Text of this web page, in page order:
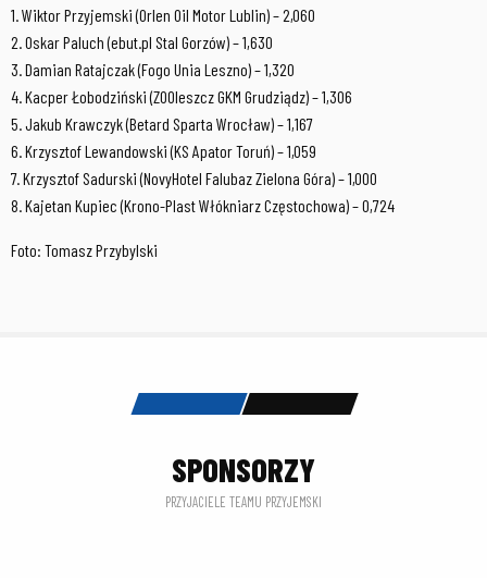
1. Wiktor Przyjemski (Orlen Oil Motor Lublin) – 2,060
2. Oskar Paluch (ebut.pl Stal Gorzów) – 1,630
3. Damian Ratajczak (Fogo Unia Leszno) – 1,320
4. Kacper Łobodziński (ZOOleszcz GKM Grudziądz) – 1,306
5. Jakub Krawczyk (Betard Sparta Wrocław) – 1,167
6. Krzysztof Lewandowski (KS Apator Toruń) – 1,059
7. Krzysztof Sadurski (NovyHotel Falubaz Zielona Góra) – 1,000
8. Kajetan Kupiec (Krono-Plast Włókniarz Częstochowa) – 0,724
Foto: Tomasz Przybylski
SPONSORZY
PRZYJACIELE TEAMU PRZYJEMSKI